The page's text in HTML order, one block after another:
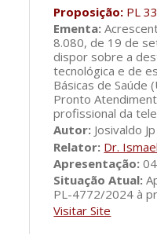
Proposição: PL
Ementa:
8.080, de 19 de
dispor sobre a
tecnológica e de
Básicas de Saúde
Pronto
profissional da
Autor: Josivaldo
Relator: Dr.
Apresentação:
Situação Atual:
PL-4772/2024 à
Visitar Site